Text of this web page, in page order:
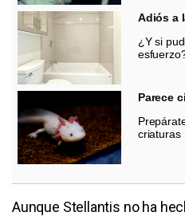
Adiós a
¿Y si
Parece
criaturas
Aunque Stellantis no ha